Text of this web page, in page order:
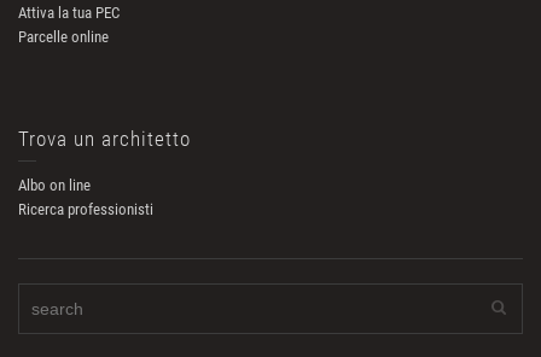
Attiva la tua PEC
Parcelle online
Trova un architetto
Albo on line
Ricerca professionisti